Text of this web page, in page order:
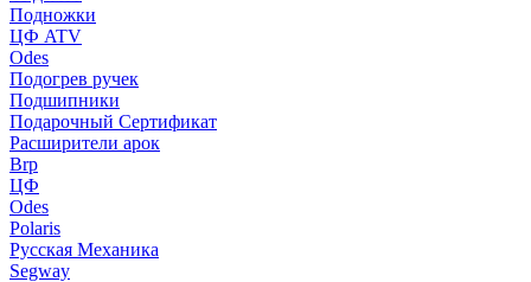
Подножки
ЦФ ATV
Odes
Подогрев ручек
Подшипники
Подарочный Сертификат
Расширители арок
Brp
ЦФ
Odes
Polaris
Русская Механика
Segway